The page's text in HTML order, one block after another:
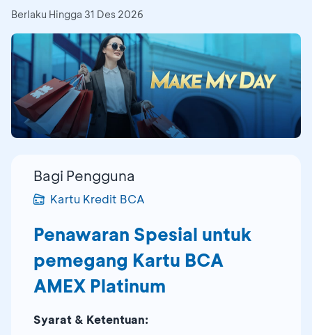
Berlaku Hingga 31 Des 2026
Bagi Pengguna
Kartu Kredit BCA
Penawaran Spesial untuk
pemegang Kartu BCA
AMEX Platinum
Syarat & Ketentuan: